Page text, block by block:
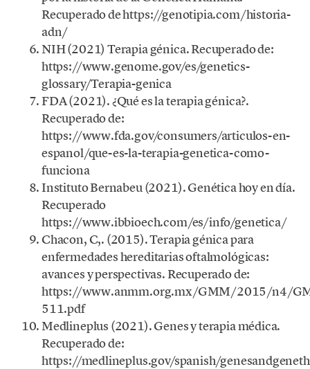
Recuperado de https://genotipia.com/historia-
adn/
NIH (2021) Terapia génica. Recuperado de:
https://www.genome.gov/es/genetics-
glossary/Terapia-genica
FDA (2021). ¿Qué es la terapia génica?.
Recuperado de:
https://www.fda.gov/consumers/articulos-en-
espanol/que-es-la-terapia-genetica-como-
funciona
Instituto Bernabeu (2021). Genética hoy en día.
Recuperado
https://www.ibbioech.com/es/info/genetica/
Chacon, C,. (2015). Terapia génica para
enfermedades hereditarias oftalmológicas:
avances y perspectivas. Recuperado de:
https://www.anmm.org.mx/GMM/2015/n4/
511.pdf
Medlineplus (2021). Genes y terapia médica.
Recuperado de:
https://medlineplus.gov/spanish/